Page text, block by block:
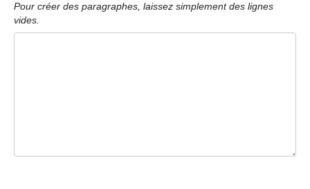
Pour créer des paragraphes, laissez simplement des lignes
vides.